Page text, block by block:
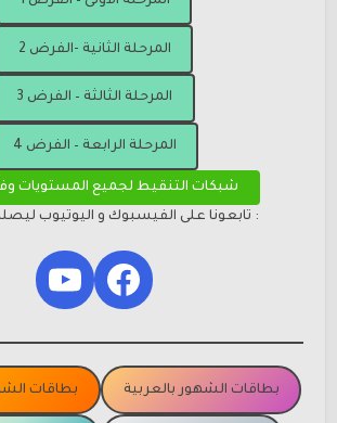
المرحلة الثانية -الفرض 2
المرحلة الثالثة – الفرض 3
المرحلة الرابعة – الفرض 4
شبكات التنقيط لجميع المستويات
: تابعونا على الفيسبوك و اليوتيوب
Facebook
بطاقات الشهور بالعربية بطاقات